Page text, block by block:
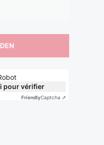
pour vérifier
FriendlyCaptcha ⇗